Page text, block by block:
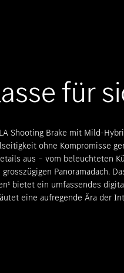
für
Shooting Brake mit Mild-
ohne Kompromisse
aus – vom beleuchteten
Panoramadach.
bietet ein umfassendes
eine aufregende Ära der